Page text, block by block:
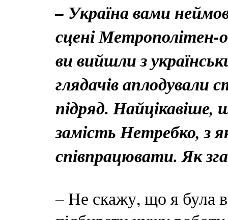
– Україна вами
сцені
ви вийшли з
глядачів аплодували
підряд. Найцікавіше,
замість Нетребко, з
співпрацювати. Як
– Не скажу, що я була